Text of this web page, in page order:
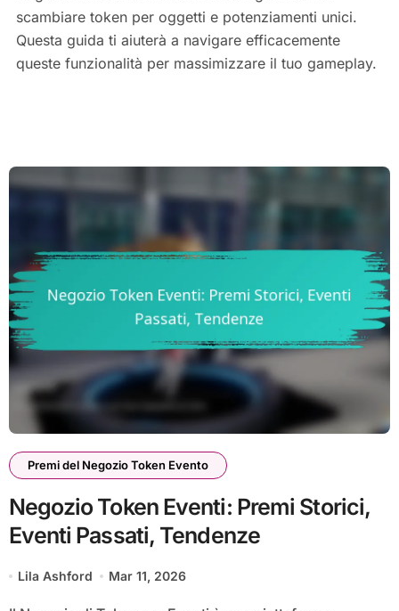
scambiare token per oggetti e potenziamenti unici.
Questa guida ti aiuterà a navigare efficacemente
queste funzionalità per massimizzare il tuo gameplay.
Premi del Negozio Token Evento
Negozio Token Eventi: Premi Storici,
Eventi Passati, Tendenze
Lila Ashford Mar 11, 2026